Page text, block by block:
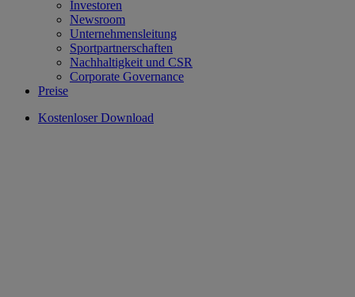
Investoren
Newsroom
Unternehmensleitung
Sportpartnerschaften
Nachhaltigkeit und CSR
Corporate Governance
Preise
Kostenloser Download